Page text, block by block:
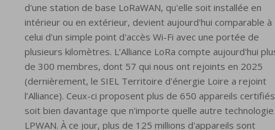
d'une station de base LoRaWAN, qu'elle soit installée en
intérieur ou en extérieur, devient aujourd'hui comparable à
celui d'un simple point d'accès Wi-Fi avec une portée de
plusieurs kilomètres. L’Alliance LoRa compte aujourd'hui
de 300 membres, dont 57 qui nous ont rejoints en 2025
(dernièrement, le SIEL Territoire d'énergie Loire a rejoint
l’Alliance). Ceux-ci proposent plus de 650 appareils
soit bien davantage que n'importe quelle autre technologie
LPWAN. À ce jour, plus de 125 millions d'appareils sont